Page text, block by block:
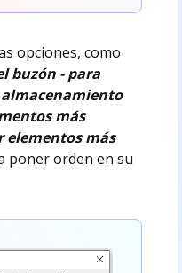
opciones, como
buzón - para
más
elementos más
poner orden en su